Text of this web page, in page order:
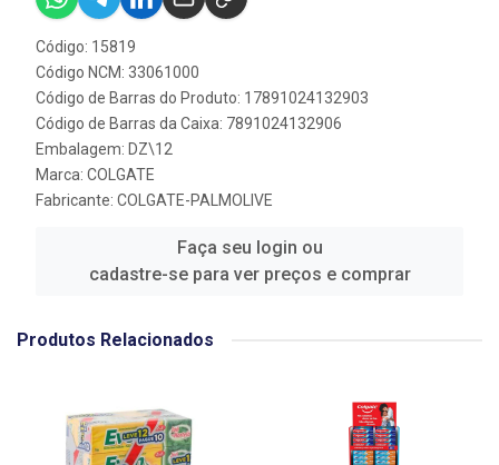
Código: 15819
Código NCM: 33061000
Código de Barras do Produto: 17891024132903
Código de Barras da Caixa: 7891024132906
Embalagem: DZ\12
Marca: COLGATE
Fabricante: COLGATE-PALMOLIVE
Faça seu login ou
cadastre-se para ver preços e comprar
Produtos Relacionados